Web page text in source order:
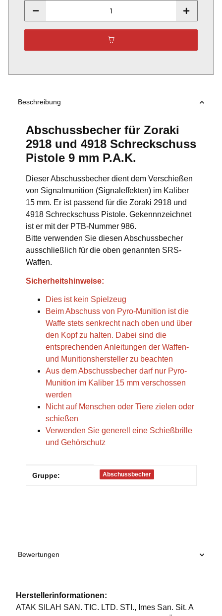
Beschreibung
Abschussbecher für Zoraki
2918 und 4918 Schreckschuss
Pistole 9 mm P.A.K.
Dieser Abschussbecher dient dem Verschießen
von Signalmunition (Signaleffekten) im Kaliber
15 mm. Er ist passend für die Zoraki 2918 und
4918 Schreckschuss Pistole. Gekennnzeichnet
ist er mit der PTB-Nummer 986.
Bitte verwenden Sie diesen Abschussbecher
ausschließlich für die oben genannten SRS-
Waffen.
Sicherheitshinweise:
Dies ist kein Spielzeug
Beim Abschuss von Pyro-Munition ist die
Waffe stets senkrecht nach oben und über
den Kopf zu halten. Dabei sind die
entsprechenden Anleitungen der Waffen-
und Munitionshersteller zu beachten
Aus dem Abschussbecher darf nur Pyro-
Munition im Kaliber 15 mm verschossen
werden
Nicht auf Menschen oder Tiere zielen oder
schießen
Verwenden Sie generell eine Schießbrille
und Gehörschutz
Produkteigenschaft
Wert
Gruppe: Abschussbecher
Bewertungen
Herstellerinformationen:
ATAK SILAH SAN. TIC. LTD. STI., Imes San. Sit. A